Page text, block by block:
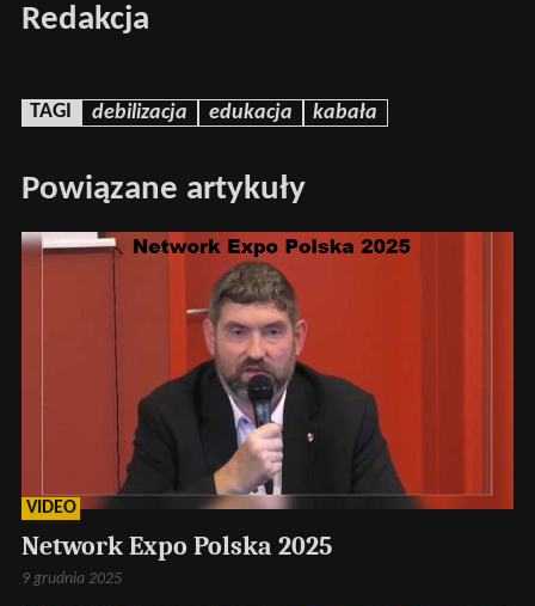
Redakcja
TAGI debilizacja edukacja kabała
Powiązane artykuły
VIDEO
Network Expo Polska 2025
9 grudnia 2025